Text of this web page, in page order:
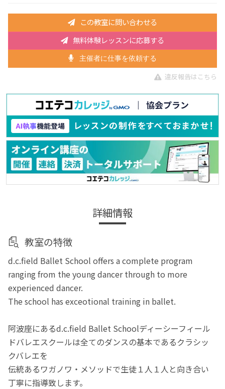
この教室に問い合わせる
無料体験レッスンに応募する
主催者に仕事を依頼する
違反報告はこちら
詳細情報
教室の特徴
d.c.field Ballet School offers a complete program
ranging from the young dancer through to more
experienced dancer.
The school has exceotional training in ballet.
阿波座にあるd.c.field Ballet Schoolディーシーフィール
ドバレエスクールは全てのダンスの基本であるクラシッ
クバレエを
伝統あるワガノワ・メソッドで生徒１人１人と向き合い
丁寧に指導致します。